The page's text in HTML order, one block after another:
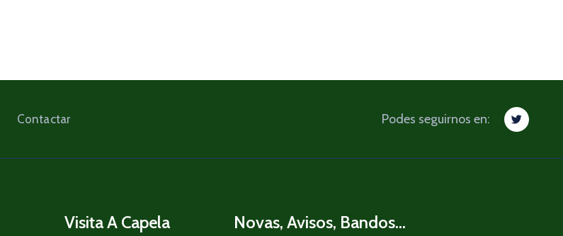
Contactar Podes seguirnos en:
Visita A Capela Novas, Avisos, Bandos...